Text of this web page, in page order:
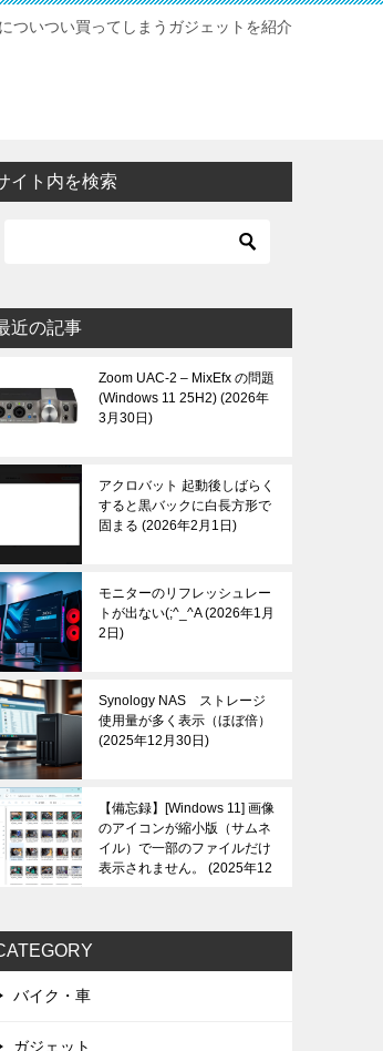
ついつい買ってしまうガジェットを紹介
イト内を検索
近の記事
Zoom UAC-2 – MixEfx の問題
(Windows 11 25H2) 2026年
3月30日
アクロバット 起動後しばらく
すると黒バックに白長方形で
固まる 2026年2月1日
モニターのリフレッシュレー
トが出ない(;^_^A 2026年1月
2日
Synology NAS ストレージ
使用量が多く表示（ほぼ倍）
2025年12月30日
【備忘録】[Windows 11] 画像
のアイコンが縮小版（サムネ
イル）で一部のファイルだけ
表示されません。
2025年12
バイク・車
ガジェット